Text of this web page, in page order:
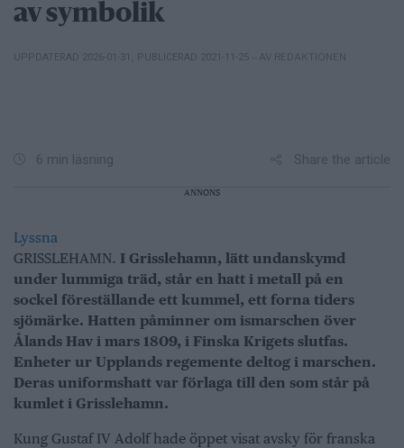
av symbolik
UPPDATERAD 2026-01-31 PUBLICERAD 2021-11-25 – AV REDAKTIONEN
6 min läsning Share the article
ANNONS
Lyssna
GRISSLEHAMN. I Grisslehamn, lätt undanskymd
under lummiga träd, står en hatt i metall på en
sockel föreställande ett kummel, ett forna tiders
sjömärke. Hatten påminner om ismarschen över
Ålands Hav i mars 1809, i Finska Krigets slutfas.
Enheter ur Upplands regemente deltog i marschen.
Deras uniformshatt var förlaga till den som står på
kumlet i Grisslehamn.
Kung Gustaf IV Adolf hade öppet visat avsky för franska